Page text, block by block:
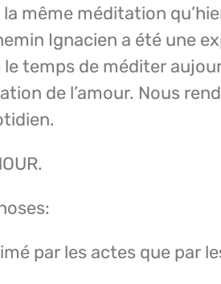
même méditation
Ignacien a été une
temps de méditer
de l’amour. Nous
par les actes que par